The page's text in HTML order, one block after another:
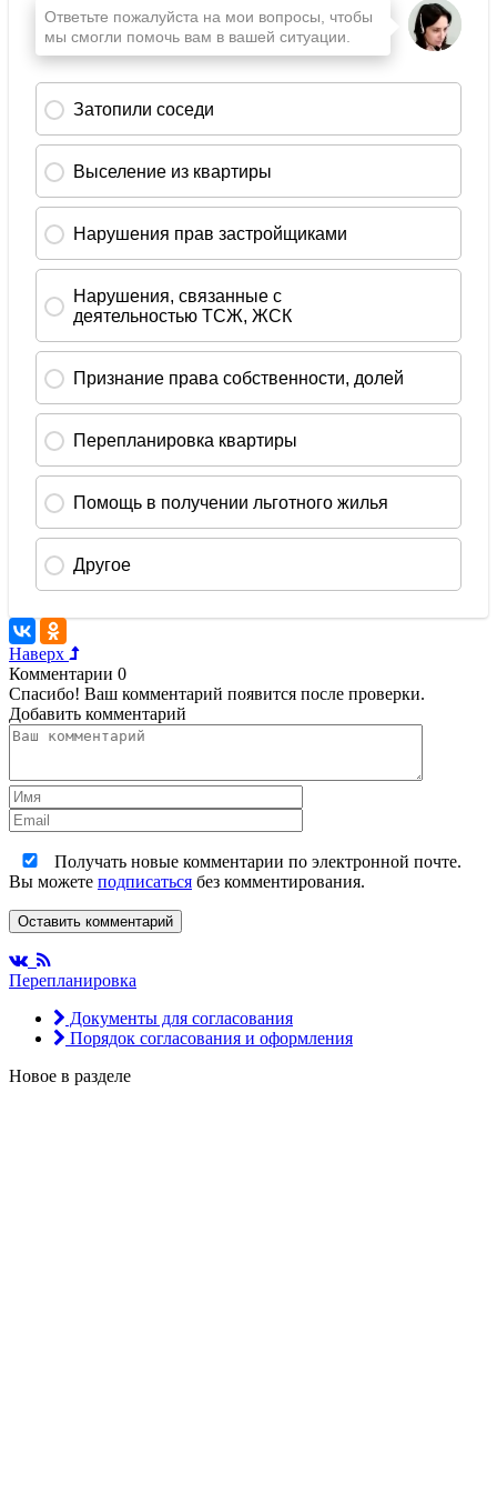
Наверх
Комментарии 0
Спасибо! Ваш комментарий появится после проверки.
Добавить комментарий
Получать новые комментарии по электронной почте.
Вы можете подписаться без комментирования.
Оставить комментарий
Перепланировка
Документы для согласования
Порядок согласования и оформления
Новое в разделе